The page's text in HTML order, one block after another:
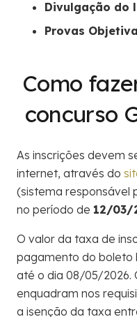
Divulgação do
Provas
Como
concurso
As inscrições devem
internet, através do
(sistema responsável
no período de 12/03/
O valor da taxa de
pagamento do boleto
até o dia 08/05/2026.
enquadram nos
a isenção da taxa